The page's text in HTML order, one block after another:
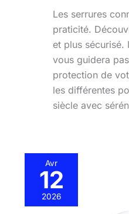
Les serrures
praticité.
et plus sécurisé.
vous guidera
protection de
les différentes
siècle avec
Avr
12
2026
Test
OLUMAT
: